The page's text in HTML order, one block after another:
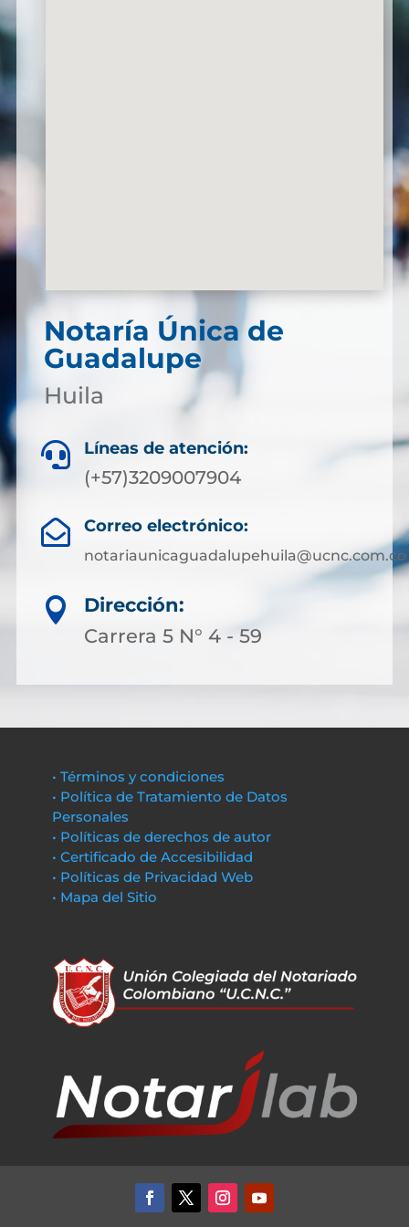
Notaría Única de
Guadalupe
Huila
 Líneas de atención:
(+57)3209007904
 Correo electrónico:
notariaunicaguadalupehuila@ucnc.com.co

Dirección:
Carrera 5 N° 4 - 59
• Términos y condiciones
• Política de Tratamiento de Datos
Personales
• Políticas de derechos de autor
• Certificado de Accesibilidad
• Políticas de Privacidad Web
• Mapa del Sitio